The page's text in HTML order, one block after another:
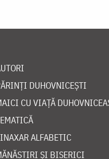
DUHOVNICEȘTI
CU VIAȚĂ
ALFABETIC
ȘI BISERICI